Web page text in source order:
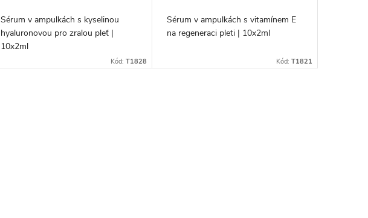
Sérum v ampulkách s kyselinou
hyaluronovou pro zralou pleť |
10x2ml
Kód: T1828
Sérum v ampulkách s vitamínem E
na regeneraci pleti | 10x2ml
Kód: T1821